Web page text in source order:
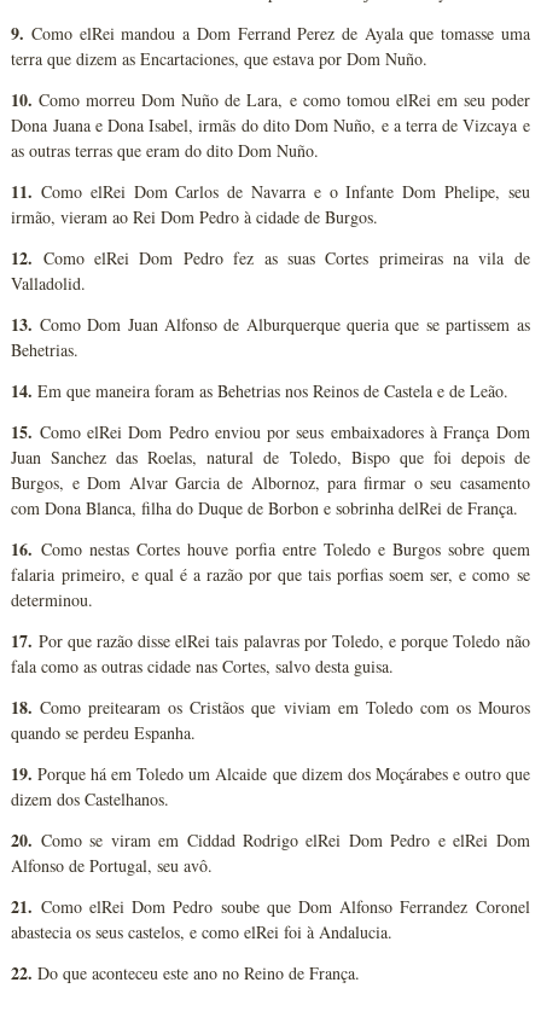
9. Como elRei mandou a Dom Ferrand Perez de Ayala que tomasse uma
terra que dizem as Encartaciones, que estava por Dom Nuño.
10. Como morreu Dom Nuño de Lara, e como tomou elRei em seu poder
Dona Juana e Dona Isabel, irmãs do dito Dom Nuño, e a terra de Vizcaya e
as outras terras que eram do dito Dom Nuño.
11. Como elRei Dom Carlos de Navarra e o Infante Dom Phelipe, seu
irmão, vieram ao Rei Dom Pedro à cidade de Burgos.
12. Como elRei Dom Pedro fez as suas Cortes primeiras na vila de
Valladolid.
13. Como Dom Juan Alfonso de Alburquerque queria que se partissem as
Behetrias.
14. Em que maneira foram as Behetrias nos Reinos de Castela e de Leão.
15. Como elRei Dom Pedro enviou por seus embaixadores à França Dom
Juan Sanchez das Roelas, natural de Toledo, Bispo que foi depois de
Burgos, e Dom Alvar Garcia de Albornoz, para firmar o seu casamento
com Dona Blanca, filha do Duque de Borbon e sobrinha delRei de França.
16. Como nestas Cortes houve porfia entre Toledo e Burgos sobre quem
falaria primeiro, e qual é a razão por que tais porfias soem ser, e como se
determinou.
17. Por que razão disse elRei tais palavras por Toledo, e porque Toledo não
fala como as outras cidade nas Cortes, salvo desta guisa.
18. Como preitearam os Cristãos que viviam em Toledo com os Mouros
quando se perdeu Espanha.
19. Porque há em Toledo um Alcaide que dizem dos Moçárabes e outro que
dizem dos Castelhanos.
20. Como se viram em Ciddad Rodrigo elRei Dom Pedro e elRei Dom
Alfonso de Portugal, seu avô.
21. Como elRei Dom Pedro soube que Dom Alfonso Ferrandez Coronel
abastecia os seus castelos, e como elRei foi à Andalucia.
22. Do que aconteceu este ano no Reino de França.